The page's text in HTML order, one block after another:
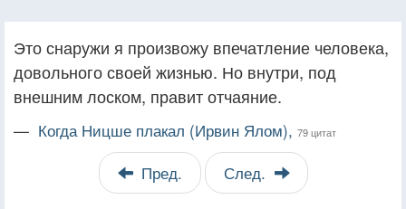
Это снаружи я произвожу впечатление человека,
довольного своей жизнью. Но внутри, под
внешним лоском, правит отчаяние.
— Когда Ницше плакал (Ирвин Ялом), 79 цитат
Пред. След.